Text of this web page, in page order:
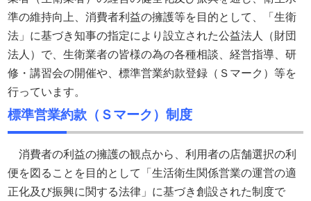
準の維持向上、消費者利益の擁護等を目的として、「生衛
法」に基づき知事の指定により設立された公益法人（財団
法人）で、生衛業者の皆様の為の各種相談、経営指導、研
修・講習会の開催や、標準営業約款登録（Ｓマーク）等を
行っています。
標準営業約款（Ｓマーク）制度
消費者の利益の擁護の観点から、利用者の店舗選択の利
便を図ることを目的として「生活衛生関係営業の運営の適
正化及び振興に関する法律」に基づき創設された制度で